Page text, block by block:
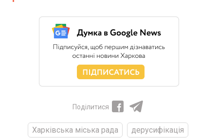
Поділитися
Харківська міська рада дерусифікація